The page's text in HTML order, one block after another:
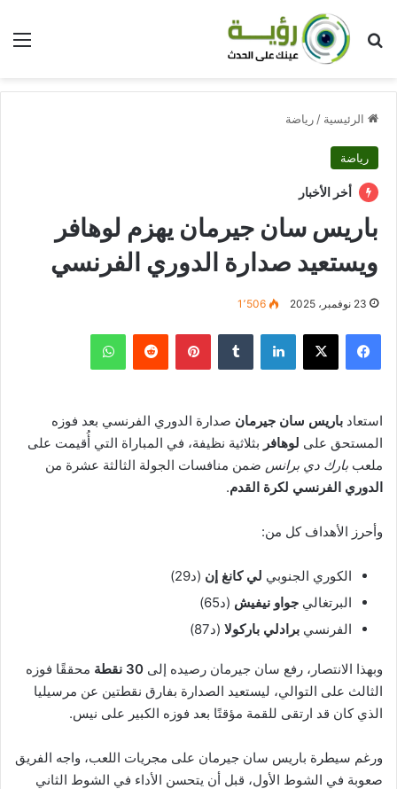
بحث عن
الرئيسية / رياضة
رياضة
أخر الأخبار
باريس سان جيرمان يهزم لوهافر
ويستعيد صدارة الدوري الفرنسي
23 نوفمبر، 2025 1٬506
فيسبوك ‫X لينكدإن بينتيريست واتساب
استعاد باريس سان جيرمان صدارة الدوري الفرنسي بعد فوزه
المستحق على لوهافر بثلاثية نظيفة، في المباراة التي أُقيمت على
ملعب بارك دي برانس ضمن منافسات الجولة الثالثة عشرة من
الدوري الفرنسي لكرة القدم.
وأحرز الأهداف كل من:
الكوري الجنوبي لي كانغ إن (د29)
البرتغالي جواو نيفيش (د65)
الفرنسي برادلي باركولا (د87)
وبهذا الانتصار، رفع سان جيرمان رصيده إلى 30 نقطة
محققًا فوزه
الثالث على التوالي، ليستعيد الصدارة بفارق نقطتين عن مرسيليا
الذي كان قد ارتقى للقمة مؤقتًا بعد فوزه الكبير على نيس.
ورغم سيطرة باريس سان جيرمان على مجريات اللعب، واجه الفريق
صعوبة في الشوط الأول، قبل أن يتحسن الأداء في الشوط الثاني